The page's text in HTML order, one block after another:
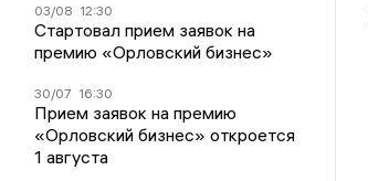
03/08 12:30
Стартовал прием заявок на
премию «Орловский бизнес»
30/07 16:30
Прием заявок на премию
«Орловский бизнес» откроется
1 августа